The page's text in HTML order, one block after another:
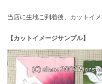
当店に生地ご到着後、カットイ
【カットイメージサンプル】